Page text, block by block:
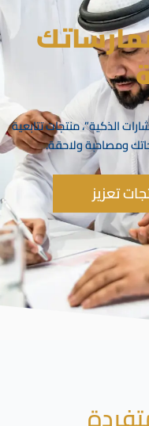
الذكية”، منتجات تتابعية
ومصاحبة ولاحقة.
تعزيز